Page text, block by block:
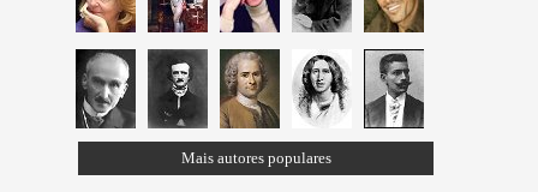
Mais autores populares